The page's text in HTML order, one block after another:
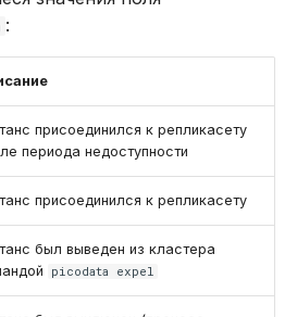
:
присоединился к репликасету
периода недоступности
присоединился к репликасету
был выведен из кластера
picodata expel